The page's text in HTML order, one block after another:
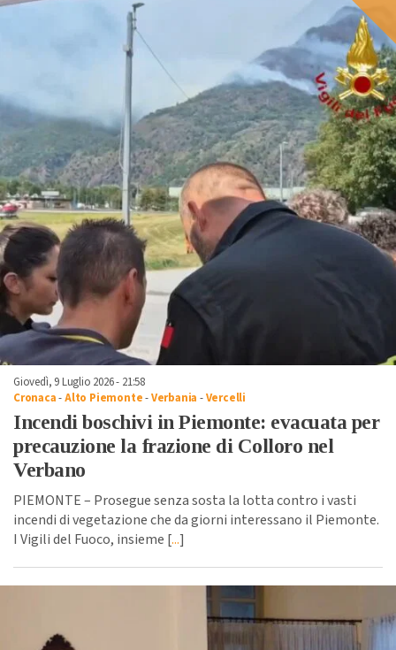
Giovedì, 9 Luglio 2026 - 21:58
Cronaca-Alto Piemonte-Verbania -Vercelli
Incendi boschivi in Piemonte: evacuata per
precauzione la frazione di Colloro nel
Verbano
PIEMONTE – Prosegue senza sosta la lotta contro i vasti
incendi di vegetazione che da giorni interessano il Piemonte.
I Vigili del Fuoco, insieme [...]